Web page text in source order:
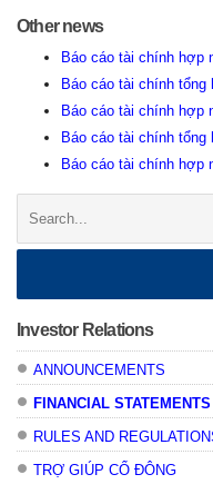
Other news
Báo cáo tài chính hợp
Báo cáo tài chính tổng
Báo cáo tài chính hợp
Báo cáo tài chính
Báo cáo tài chính hợp
Investor Relations
ANNOUNCEMENTS
FINANCIAL STATEMENTS
RULES AND
TRỢ GIÚP CỔ ĐÔNG